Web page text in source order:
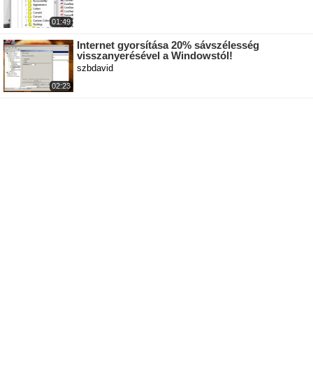
01:49
02:23
Internet gyorsítása 20% sávszélesség
visszanyerésével a Windowstól!
szbdavid